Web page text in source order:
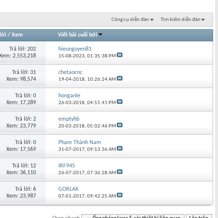
Công cụ diễn đàn Tìm kiếm diễn đàn
/ Xem Viết bài cuối bởi
Trả lời: 202
2,553,218
hieunguyen81
15-08-2023,01:35:38 PM
Trả lời: 31
Xem: 98,574
chetaocnc
19-04-2018, 10:26:24 AM
Trả lời: 0
Xem: 17,289
honganle
26-03-2018,04:51:41 PM
Trả lời: 2
Xem: 23,779
emptyhb
20-03-2018,05:02:46 PM
Trả lời: 0
Xem: 17,569
Phạm Thành Nam
31-07-2017,09:53:36 AM
Trả lời: 12
Xem: 36,110
IRF945
26-07-2017,07:36:28 AM
Trả lời: 6
Xem: 23,987
GORLAK
07-01-2017,09:42:25 AM